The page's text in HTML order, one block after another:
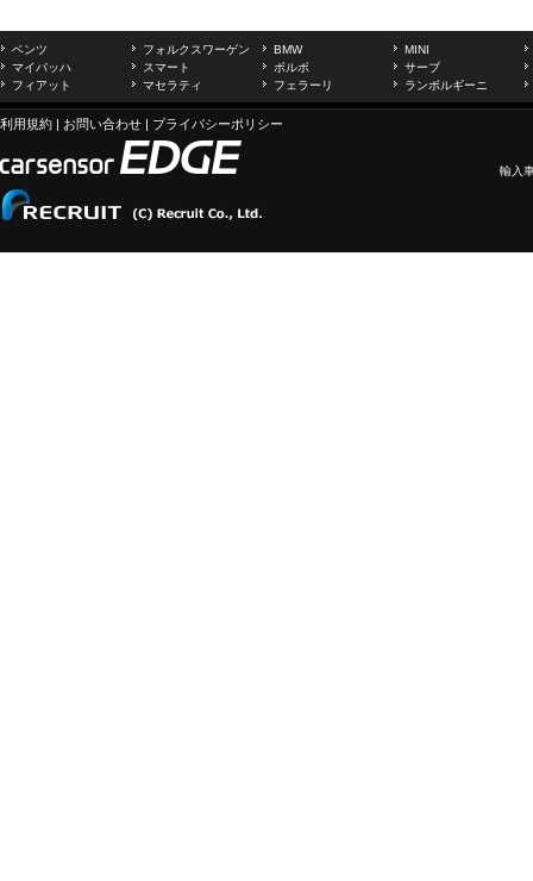
ベンツ フォルクスワーゲン BMW
MINI
マイバッハ
スマート ボルボ
サーブ
フィアット
マセラティ フェラーリ ランボルギーニ
利用規約 | お問い合わせ | プライバシーポリシー
輸入